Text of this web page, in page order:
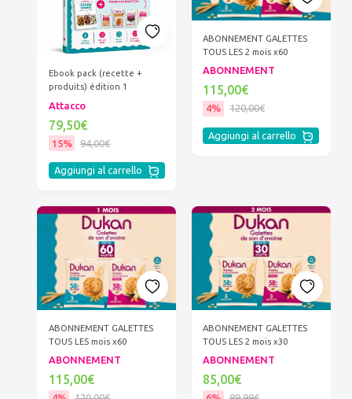
Ebook pack (recette +
produits) édition 1
Attacco
79,50€
15% 94,00€
Aggiungi al carrello
ABONNEMENT GALETTES
TOUS LES 2 mois x60
ABONNEMENT
115,00€
4% 120,00€
Aggiungi al carrello
ABONNEMENT GALETTES
TOUS LES mois x60
ABONNEMENT
115,00€
ABONNEMENT GALETTES
TOUS LES 2 mois x30
ABONNEMENT
85,00€